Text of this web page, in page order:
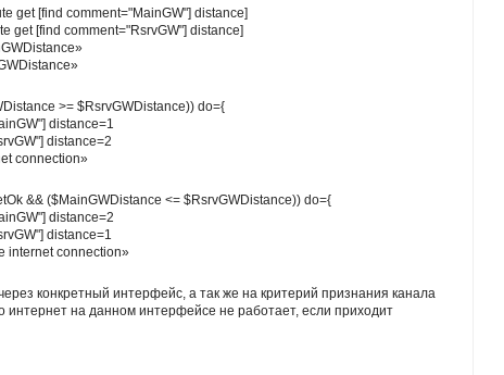
get [find comment="MainGW"] distance]
get [find comment="RsrvGW"] distance]
>= $RsrvGWDistance)) do={
distance=1
distance=2
connection»
&& ($MainGWDistance <= $RsrvGWDistance)) do={
distance=2
distance=1
internet connection»
конкретный интерфейс, а так же на критерий признания канала
интернет на данном интерфейсе не работает, если приходит